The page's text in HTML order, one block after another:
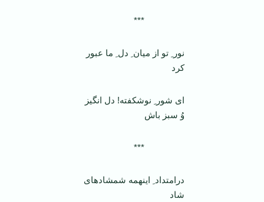
***
نور ِ تو از میان ِ دل ِ ما عبور
کرد
ای شور ِ نوشکفته! دل انگیز
وُ سبز باش
***
درامتداد ِ اینهمه شمشادهای
شاد